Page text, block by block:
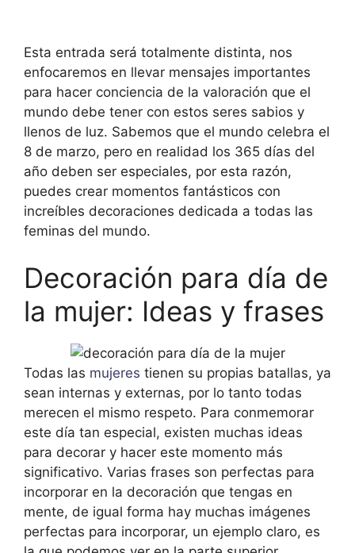
Esta entrada será totalmente distinta, nos
enfocaremos en llevar mensajes importantes
para hacer conciencia de la valoración que el
mundo debe tener con estos seres sabios y
llenos de luz. Sabemos que el mundo celebra el
8 de marzo, pero en realidad los 365 días del
año deben ser especiales, por esta razón,
puedes crear momentos fantásticos con
increíbles decoraciones dedicada a todas las
feminas del mundo.
Decoración para día de
la mujer: Ideas y frases
Todas las mujeres tienen su propias batallas, ya
sean internas y externas, por lo tanto todas
merecen el mismo respeto. Para conmemorar
este día tan especial, existen muchas ideas
para decorar y hacer este momento más
significativo. Varias frases son perfectas para
incorporar en la decoración que tengas en
mente, de igual forma hay muchas imágenes
perfectas para incorporar, un ejemplo claro, es